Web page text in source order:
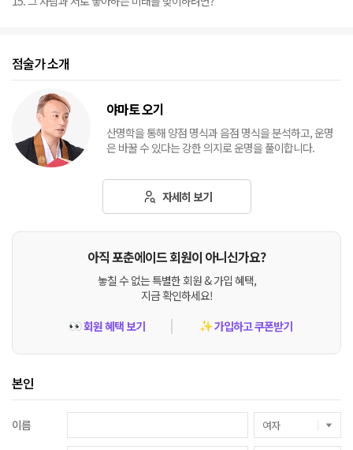
점술가 소개
야마토 오기
산명학을 통해 양점 명식과 음점 명식을 분석하고, 운명
은 바꿀 수 있다는 강한 의지로 운명을 풀이합니다.
자세히 보기
아직 포춘에이드 회원이 아니신가요?
놓칠 수 없는 특별한 회원 & 가입 혜택,
지금 확인하세요!
👀회원 혜택 보기 ✨가입하고 쿠폰받기
본인
이름